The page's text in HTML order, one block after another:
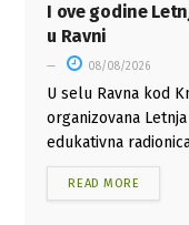
I ove godine
u Ravni
08/08/2026
U selu Ravna kod
organizovana
edukativna
READ MORE